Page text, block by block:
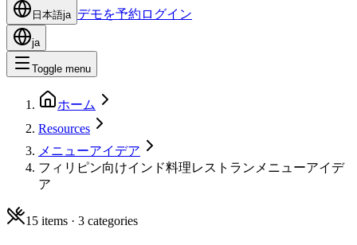
日本語ja デモを予約 ログイン
ja
Toggle menu
ホーム
Resources
メニューアイデア
フィリピン向けインド料理レストランメニューアイデ
ア
15 items · 3 categories